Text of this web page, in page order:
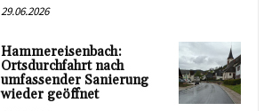
29.06.2026
Hammereisenbach:
Ortsdurchfahrt nach
umfassender Sanierung
wieder geöffnet